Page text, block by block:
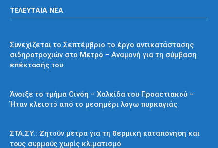
ΤΕΛΕΥΤΑΙΑ ΝΕΑ
Συνεχίζεται το Σεπτέμβριο το έργο αντικατάστασης
σιδηροτροχιών στο Μετρό – Αναμονή για τη σύμβαση
επέκτασής του
Άνοιξε το τμήμα Οινόη – Χαλκίδα του Προαστιακού –
Ήταν κλειστό από το μεσημέρι λόγω πυρκαγιάς
ΣΤΑ.ΣΥ.: Ζητούν μέτρα για τη θερμική καταπόνηση και
τους συρμούς χωρίς κλιματισμό